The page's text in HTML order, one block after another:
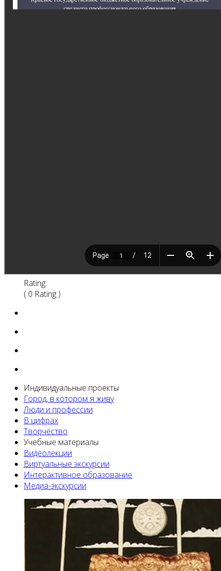
Rating:
( 0 Rating )
Индивидуальные проекты
Город, в котором я живу
Люди и профессии
В цифрах
Творчество
Учебные материалы
Видеолекции
Виртуальные экскурсии
Интерактивное образование
Медиа-экскурсии